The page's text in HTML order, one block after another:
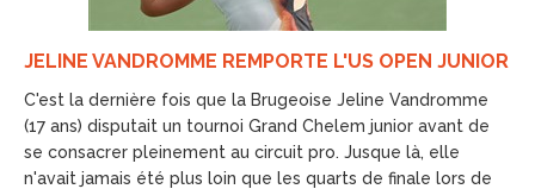
JELINE VANDROMME REMPORTE L'US OPEN JUNIOR
C'est la dernière fois que la Brugeoise Jeline Vandromme
(17 ans) disputait un tournoi Grand Chelem junior avant de
se consacrer pleinement au circuit pro. Jusque là, elle
n'avait jamais été plus loin que les quarts de finale lors de